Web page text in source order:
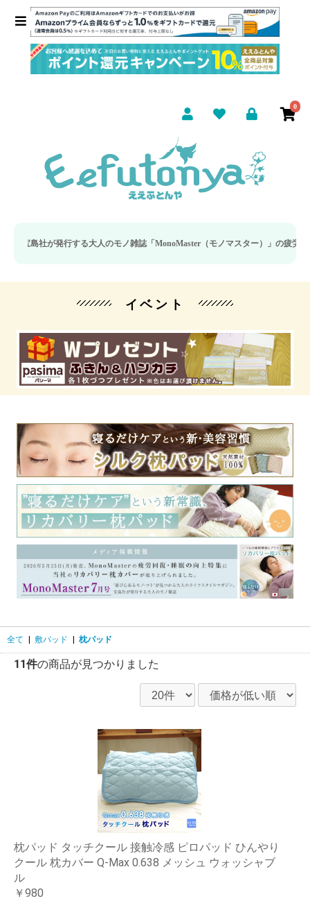
0
発行する大人のモノ雑誌「MonoMaster（モノマスター）」の疲労回復・睡眠
イベント
全て 敷パッド 枕パッド
11件の商品が見つかりました
枕パッド タッチクール 接触冷感 ピロパッド ひんやり
クール 枕カバー Q-Max 0.638 メッシュ ウォッシャブ
ル
￥980